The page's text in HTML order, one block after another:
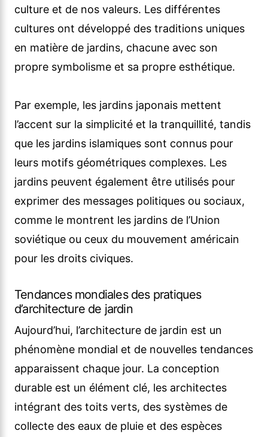
culture et de nos valeurs. Les différentes
cultures ont développé des traditions uniques
en matière de jardins, chacune avec son
propre symbolisme et sa propre esthétique.
Par exemple, les jardins japonais mettent
l’accent sur la simplicité et la tranquillité, tandis
que les jardins islamiques sont connus pour
leurs motifs géométriques complexes. Les
jardins peuvent également être utilisés pour
exprimer des messages politiques ou sociaux,
comme le montrent les jardins de l’Union
soviétique ou ceux du mouvement américain
pour les droits civiques.
Tendances mondiales des pratiques
d’architecture de jardin
Aujourd’hui, l’architecture de jardin est un
phénomène mondial et de nouvelles tendances
apparaissent chaque jour. La conception
durable est un élément clé, les architectes
intégrant des toits verts, des systèmes de
collecte des eaux de pluie et des espèces